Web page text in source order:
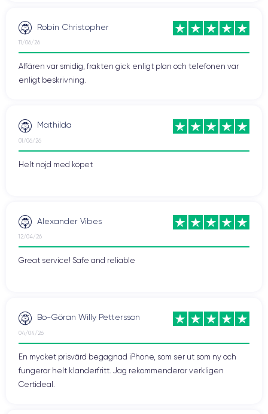
Robin Christopher
11/06/26
Affären var smidig, frakten gick enligt plan och telefonen var
enligt beskrivning.
Mathilda
01/06/26
Helt nöjd med köpet
Alexander Vibes
12/04/26
Great service! Safe and reliable
Bo-Göran Willy Pettersson
04/04/26
En mycket prisvärd begagnad iPhone, som ser ut som ny och
fungerar helt klanderfritt. Jag rekommenderar verkligen
Certideal.